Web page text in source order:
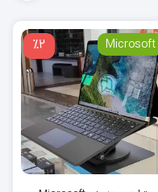
٪2 Microsoft